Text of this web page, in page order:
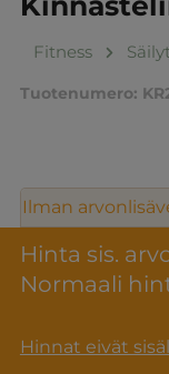
Fitness
Tuotenumero:
Hinta sis.
Normaali
Hinnat eivät
Ilman